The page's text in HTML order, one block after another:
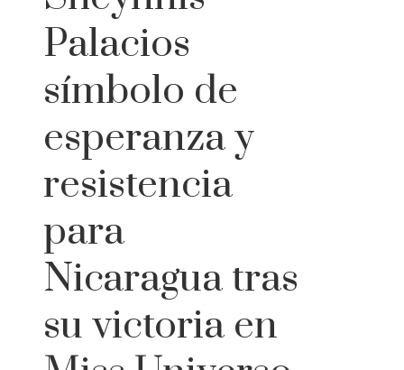
Palacios
símbolo de
esperanza y
resistencia
para
Nicaragua tras
su victoria en